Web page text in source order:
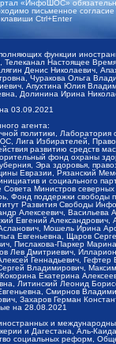
«ИнфоШОС»
письменное
Ctrl+Enter
функции
Настоящее
Денис Николаевич,
Чуракова Ольга
Апухтина Юлия
Долинина Ирина
03.09.2021
агента:
политики,
Лига Избирателей,
развитию средств
фонд охраны
Эра здоровья,
Евразии, Рязанский
и социального
Министров северных
Фонд поддержки
Развития Свободы
Алексеевич,
Евгений
Мошель Ирина
Евгеньевна, Щаров
Пислакова-Паркер
Лев Дмитриевич,
Геннадьевич,
Владимирович,
Екатерина
Литинский Леонид
Смирнов
Захаров Герман
на 28.08.2021
и
и Дагестана, Аль-
социальных реформ,